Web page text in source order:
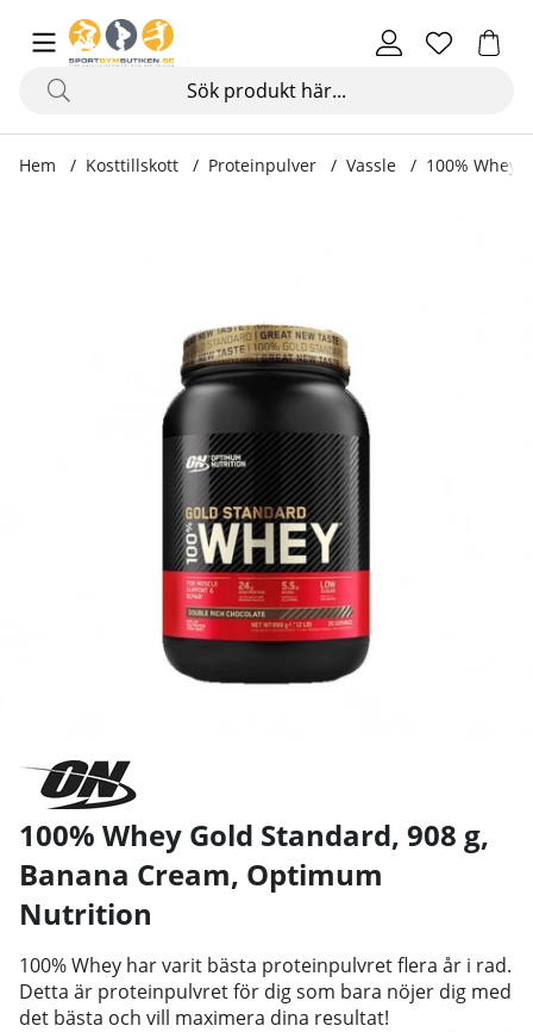
Hem Kosttillskott Proteinpulver Vassle 100% Whey
100% Whey Gold Standard, 908 g,
Banana Cream, Optimum
Nutrition
100% Whey har varit bästa proteinpulvret flera år i rad.
Detta är proteinpulvret för dig som bara nöjer dig med
det bästa och vill maximera dina resultat!